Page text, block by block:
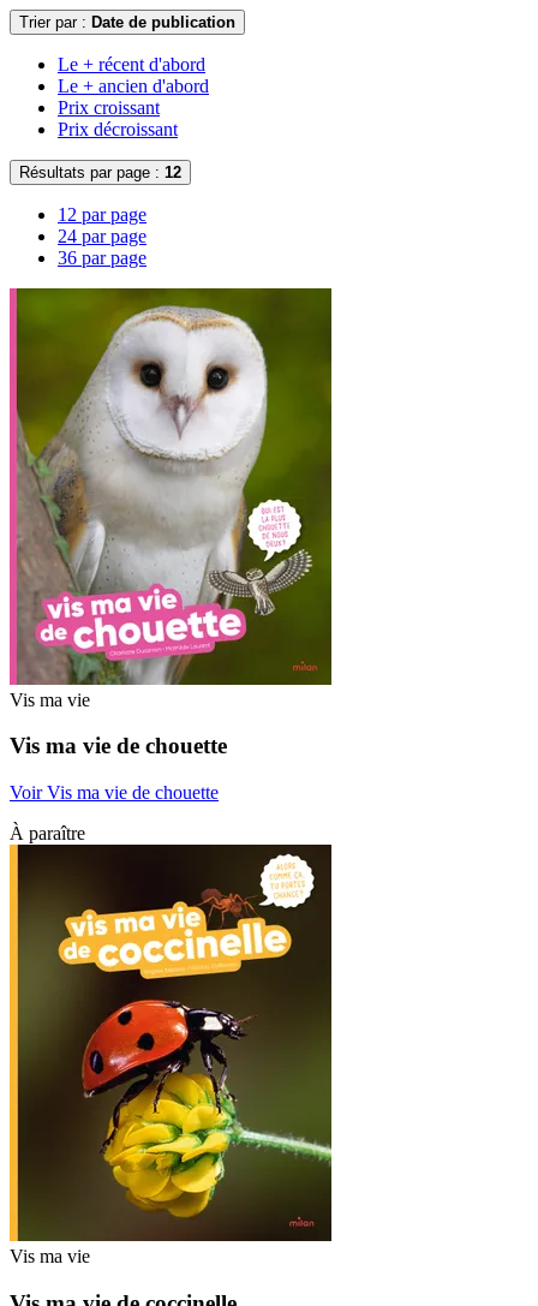
Trier par : Date de publication
Le + récent d'abord
Le + ancien d'abord
Prix croissant
Prix décroissant
Résultats par page : 12
12 par page
24 par page
36 par page
Vis ma vie
Vis ma vie de chouette
Voir Vis ma vie de chouette
À paraître
Vis ma vie